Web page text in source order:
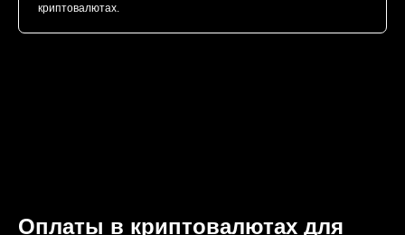
криптовалютах.
Оплаты в криптовалютах для